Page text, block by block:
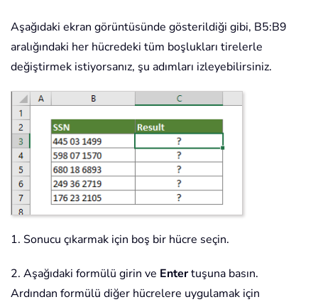
Aşağıdaki ekran görüntüsünde gösterildiği gibi, B5:B9
aralığındaki her hücredeki tüm boşlukları tirelerle
değiştirmek istiyorsanız, şu adımları izleyebilirsiniz.
1. Sonucu çıkarmak için boş bir hücre seçin.
2. Aşağıdaki formülü girin ve Entertuşuna basın.
Ardından formülü diğer hücrelere uygulamak için